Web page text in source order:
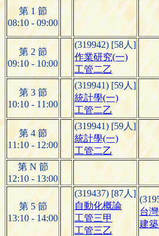
第 1 節
08:10 - 09:00
第 2 節
09:10 - 10:00
(319942) [58人]
作業研究(一)
工管二乙
第 3 節
10:10 - 11:00
(319941) [59人]
統計學(一)
工管二乙
第 4 節
11:10 - 12:00
(319941) [59人]
統計學(一)
工管二乙
第 N 節
12:10 - 13:00
第 5 節
13:10 - 14:00
(319437) [87人]
自動化概論
工管三甲
工管三乙
台
建